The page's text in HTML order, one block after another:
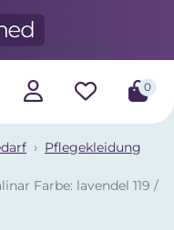
0
Pflegekleidung
Farbe: lavendel 119 /